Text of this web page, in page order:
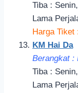
Tiba :
Lama
Harga Tiket
KM Hai Da
Berangkat :
Tiba :
Lama